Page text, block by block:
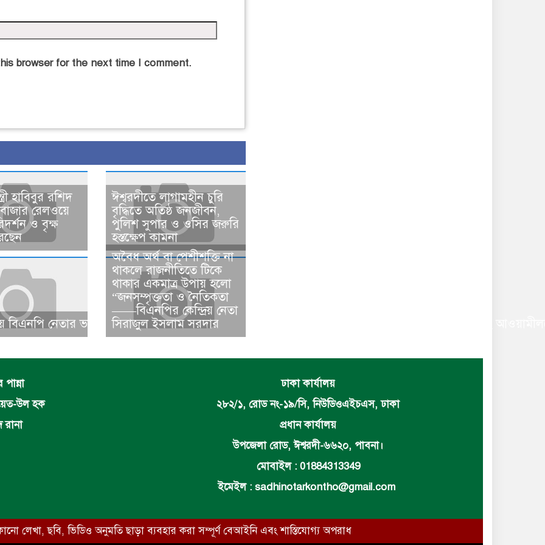
browser for the next time I comment.
হাবিবুর রশিদ
রেলওয়ে
ও বৃক্ষ
ঈশ্বরদীতে লাগামহীন চুরি
বৃদ্ধিতে অতিষ্ঠ জনজীবন,
পুলিশ সুপার ও ওসির জরুরি
হস্তক্ষেপ কামনা ​
বিএনপি নেতার ভাতিজাকে ছাত্রলীগের সাধারণ সম্পাদক নির্বাচিত করায় বিএনপি ও অঙ্গসহযোগি সংগঠন এবং
​​অবৈধ অর্থ বা পেশীশক্তি না
থাকলে রাজনীতিতে টিকে
থাকার একমাত্র উপায় হলো
“জনসম্পৃক্ততা ও নৈতিকতা
——বিএনপির কেন্দ্রিয় নেতা
সিরাজুল ইসলাম সরদার
উল হক
রানা
ঢাকা কার্যালয়
২৮২/১, রোড নং-১৯/সি, নিউডিওএইচএস, ঢাকা
প্রধান কার্যালয়
উপজেলা রোড, ঈশ্বরদী-৬৬২০, পাবনা।
মোবাইল : 01884313349
ইমেইল : sadhinotarkontho@gmail.com
লেখা, ছবি, ভিডিও অনুমতি ছাড়া ব্যবহার করা সম্পূর্ণ বেআইনি এবং শাস্তিযোগ্য অপরাধ